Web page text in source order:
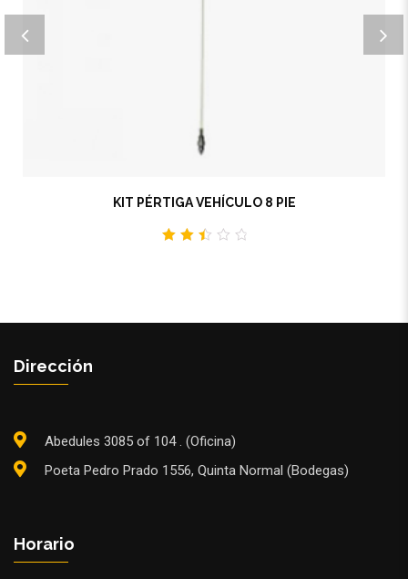
KIT PÉRTIGA VEHÍCULO 8 PIE
Dirección
Abedules 3085 of 104 . (Oficina)
Poeta Pedro Prado 1556, Quinta Normal (Bodegas)
Horario